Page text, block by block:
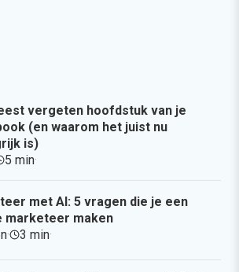
vergeten hoofdstuk van je
(en waarom het juist nu
is)
5 min·
met AI: 5 vragen die je een
marketeer maken
· 3 min·